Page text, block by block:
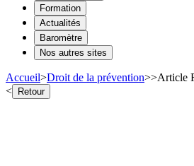
Formation
Actualités
Baromètre
Nos autres sites
Accueil>Droit de la prévention>>Article
< Retour